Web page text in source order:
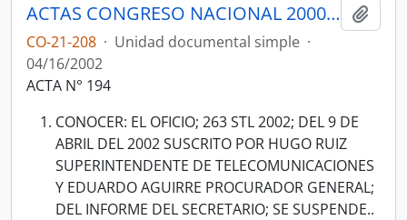
ACTAS CONGRESO NACIONAL 2000-2002
CO-21-208 · Unidad documental simple ·
04/16/2002
ACTA N° 194
CONOCER: EL OFICIO; 263 STL 2002; DEL 9 DE
ABRIL DEL 2002 SUSCRITO POR HUGO RUIZ
SUPERINTENDENTE DE TELECOMUNICACIONES
Y EDUARDO AGUIRRE PROCURADOR GENERAL;
DEL INFORME DEL SECRETARIO; SE SUSPENDE..